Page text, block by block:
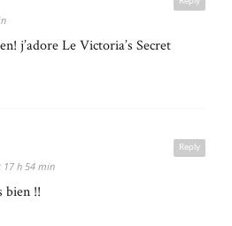
j’adore Le Victoria’s Secret
Reply
17 h 54 min
bien !!